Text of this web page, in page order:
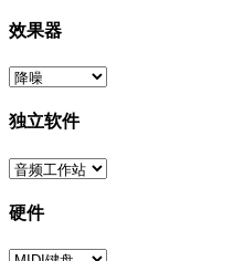
效果器
独立软件
硬件